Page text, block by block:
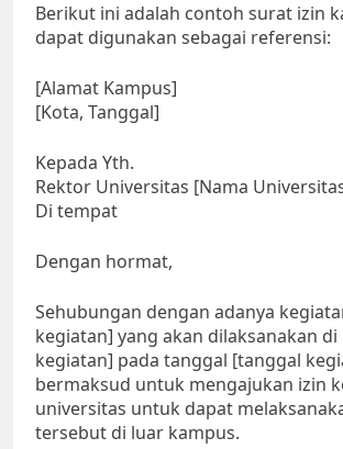
Berikut ini adalah contoh surat izin
dapat digunakan sebagai referensi:
[Alamat Kampus]
[Kota, Tanggal]
Kepada Yth.
Rektor Universitas [Nama
Di tempat
Dengan hormat,
Sehubungan dengan adanya
kegiatan] yang akan dilaksanakan di
kegiatan] pada tanggal [tanggal
bermaksud untuk mengajukan izin
universitas untuk dapat
tersebut di luar kampus.